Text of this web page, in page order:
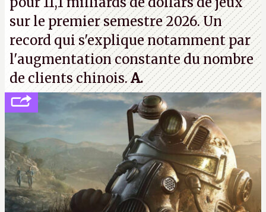
sur le premier semestre 2026. Un
record qui s'explique notamment par
l'augmentation constante du nombre
de clients chinois.A.